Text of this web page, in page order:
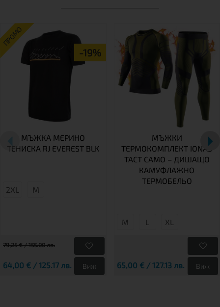
ПРОМО
-19%
МЪЖКА МЕРИНО
ТЕНИСКА RJ EVEREST BLK
2XL М
79,25 € / 155.00 лв.
64,00 € / 125.17 лв. Виж
МЪЖКИ
ТЕРМОКОМПЛЕКТ IONAS
TACT CAMO – ДИШАЩО
КАМУФЛАЖНО
ТЕРМОБЕЛЬО
М L XL
65,00 € / 127.13 лв. Виж